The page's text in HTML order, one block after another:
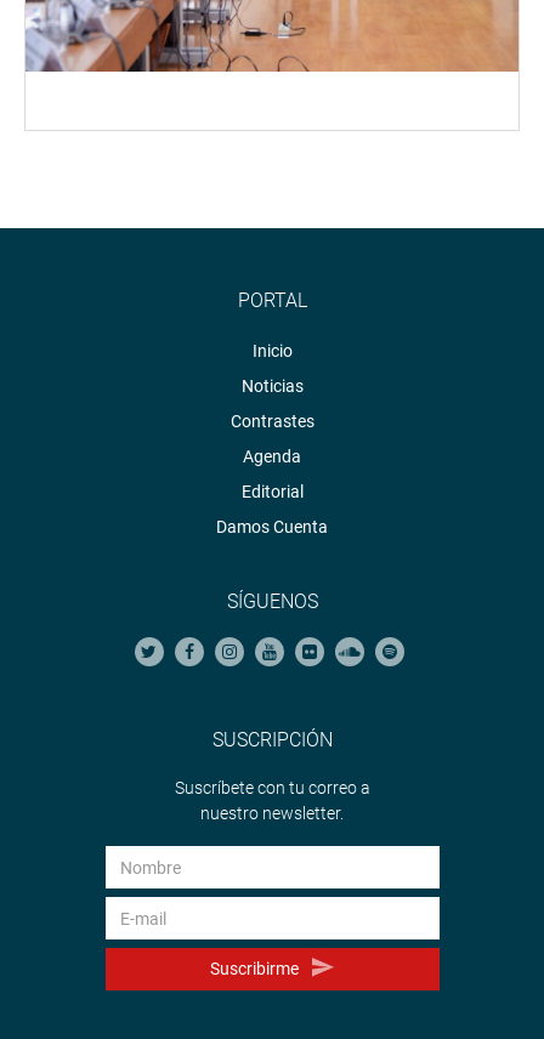
PORTAL
Inicio
Noticias
Contrastes
Agenda
Editorial
Damos Cuenta
SÍGUENOS
SUSCRIPCIÓN
Suscríbete con tu correo a
nuestro newsletter.
Suscribirme